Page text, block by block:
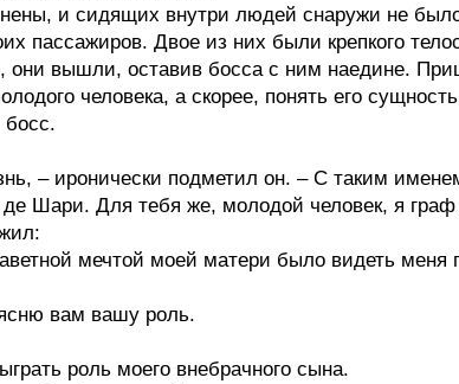
и сидящих внутри людей снаружи не
пассажиров. Двое из них были крепкого
они вышли, оставив босса с ним наедине.
человека, а скорее, понять его
босс.
– иронически подметил он. – С таким
Шари. Для тебя же, молодой человек, я граф
мечтой моей матери было видеть
вам вашу роль.
роль моего внебрачного сына.